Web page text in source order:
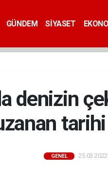
GÜNDEM SİYASET
denizin
GENEL